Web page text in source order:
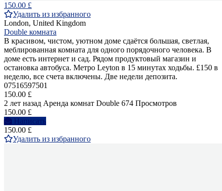
150.00 £
Удалить из избранного
London, United Kingdom
Double комната
В красивом, чистом, уютном доме сдаётся большая, светлая,
меблированная комната для одного порядочного человека. В
доме есть интернет и сад. Рядом продуктовый магазин и
остановка автобуса. Метро Leyton в 15 минутах ходьбы. £150 в
неделю, все счета включены. Две недели депозита.
07516597501
150.00 £
2 лет назад Аренда комнат Double 674 Просмотров
150.00 £
Написать
150.00 £
Удалить из избранного